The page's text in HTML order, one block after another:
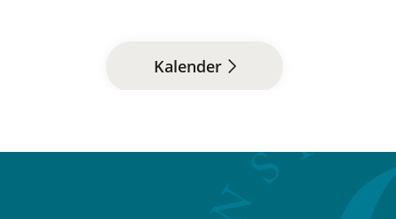
Kalender